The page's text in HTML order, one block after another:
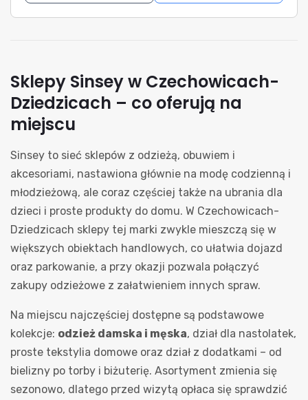
Sklepy Sinsey w Czechowicach-
Dziedzicach – co oferują na
miejscu
Sinsey to sieć sklepów z odzieżą, obuwiem i
akcesoriami, nastawiona głównie na modę codzienną i
młodzieżową, ale coraz częściej także na ubrania dla
dzieci i proste produkty do domu. W Czechowicach-
Dziedzicach sklepy tej marki zwykle mieszczą się w
większych obiektach handlowych, co ułatwia dojazd
oraz parkowanie, a przy okazji pozwala połączyć
zakupy odzieżowe z załatwieniem innych spraw.
Na miejscu najczęściej dostępne są podstawowe
kolekcje: odzież damska i męska, dział dla nastolatek,
proste tekstylia domowe oraz dział z dodatkami – od
bielizny po torby i biżuterię. Asortyment zmienia się
sezonowo, dlatego przed wizytą opłaca się sprawdzić